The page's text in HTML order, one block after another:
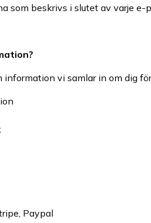
som beskrivs i slutet av varje e-
vi samlar in om dig
Paypal